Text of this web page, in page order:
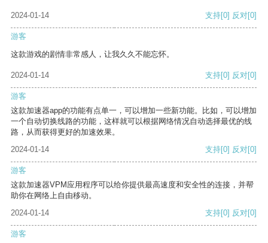
2024-01-14 支持[0] 反对[0]
游客
这款游戏的剧情非常感人，让我久久不能忘怀。
2024-01-14 支持[0] 反对[0]
游客
这款加速器app的功能有点单一，可以增加一些新功能。比如，可以增加
一个自动切换线路的功能，这样就可以根据网络情况自动选择最优的线
路，从而获得更好的加速效果。
2024-01-14
支持[0] 反对[0]
游客
这款加速器VPM应用程序可以给你提供最高速度和安全性的连接，并帮
助你在网络上自由移动。
2024-01-14
支持[0] 反对[0]
游客